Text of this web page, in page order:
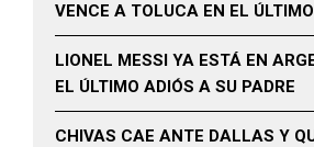
VENCE A TOLUCA EN EL
LIONEL MESSI YA ESTÁ EN
EL ÚLTIMO ADIÓS A SU PADRE
CHIVAS CAE ANTE DALLAS Y